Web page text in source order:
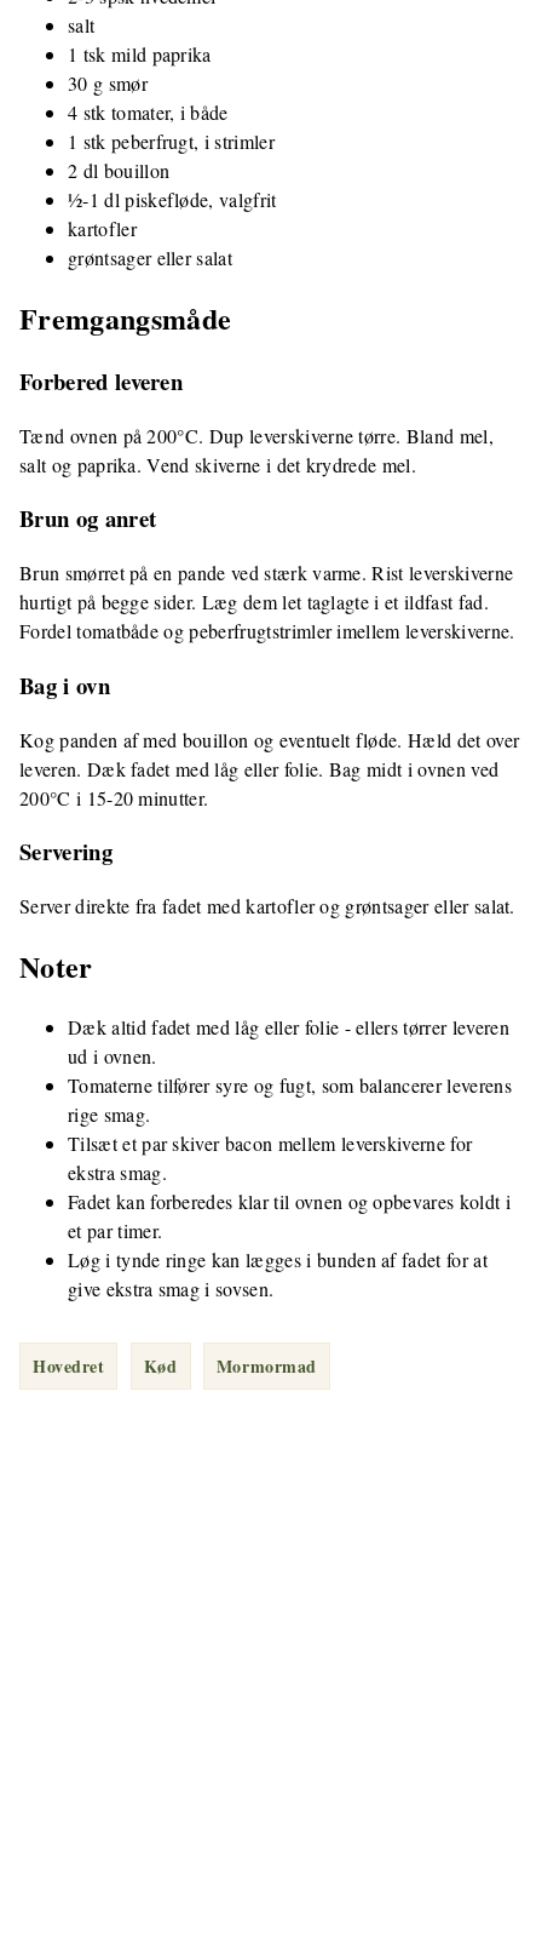
salt
1 tsk mild paprika
30 g smør
4 stk tomater, i både
1 stk peberfrugt, i strimler
2 dl bouillon
½-1 dl piskefløde, valgfrit
kartofler
grøntsager eller salat
Fremgangsmåde
Forbered leveren
Tænd ovnen på 200°C. Dup leverskiverne tørre. Bland mel,
salt og paprika. Vend skiverne i det krydrede mel.
Brun og anret
Brun smørret på en pande ved stærk varme. Rist leverskiverne
hurtigt på begge sider. Læg dem let taglagte i et ildfast fad.
Fordel tomatbåde og peberfrugtstrimler imellem leverskiverne.
Bag i ovn
Kog panden af med bouillon og eventuelt fløde. Hæld det over
leveren. Dæk fadet med låg eller folie. Bag midt i ovnen ved
200°C i 15-20 minutter.
Servering
Server direkte fra fadet med kartofler og grøntsager eller salat.
Noter
Dæk altid fadet med låg eller folie - ellers tørrer leveren
ud i ovnen.
Tomaterne tilfører syre og fugt, som balancerer leverens
rige smag.
Tilsæt et par skiver bacon mellem leverskiverne for
ekstra smag.
Fadet kan forberedes klar til ovnen og opbevares koldt i
et par timer.
Løg i tynde ringe kan lægges i bunden af fadet for at
give ekstra smag i sovsen.
Hovedret Kød Mormormad